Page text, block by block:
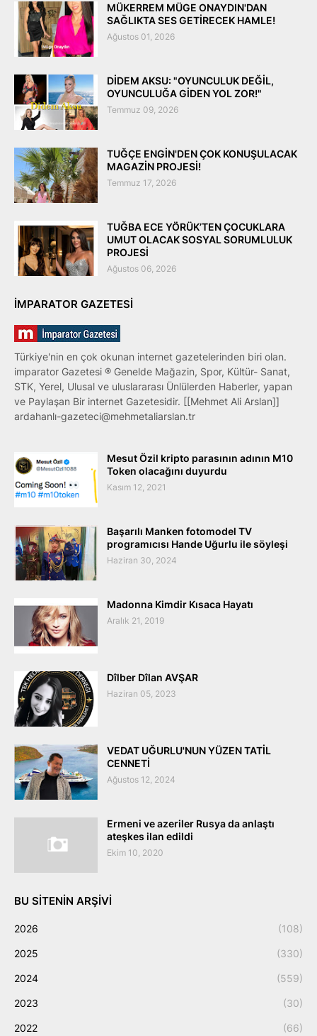
MÜKERREM MÜGE ONAYDIN'DAN
SAĞLIKTA SES GETİRECEK HAMLE!
Ağustos 01, 2026
DİDEM AKSU: "OYUNCULUK DEĞİL,
OYUNCULUĞA GİDEN YOL ZOR!"
Temmuz 09, 2026
TUĞÇE ENGİN'DEN ÇOK KONUŞULACAK
MAGAZİN PROJESİ!
Temmuz 17, 2026
TUĞBA ECE YÖRÜK’TEN ÇOCUKLARA
UMUT OLACAK SOSYAL SORUMLULUK
PROJESİ
Ağustos 06, 2026
IMPARATOR GAZETESI
Türkiye'nin en çok okunan internet gazetelerinden biri olan.
imparator Gazetesi ® Genelde Mağazin, Spor, Kültür- Sanat,
STK, Yerel, Ulusal ve uluslararası Ünlülerden Haberler, yapan
ve Paylaşan Bir internet Gazetesidir. [[Mehmet Ali Arslan]]
ardahanlı-gazeteci@mehmetaliarslan.tr
Mesut Özil kripto parasının adının M10
Token olacağını duyurdu
Kasım 12, 2021
Başarılı Manken fotomodel TV
programıcısı Hande Uğurlu ile söyleşi
Haziran 30, 2024
Madonna Kimdir Kısaca Hayatı
Aralık 21, 2019
Dîlber Dîlan AVŞAR
Haziran 05, 2023
VEDAT UĞURLU'NUN YÜZEN TATİL
CENNETİ
Ağustos 12, 2024
Ermeni ve azeriler Rusya da anlaştı
ateşkes ilan edildi
Ekim 10, 2020
BU SITENIN ARŞIVI
2026 (108)
2025 (330)
2024 (559)
2023 (30)
2022 (66)